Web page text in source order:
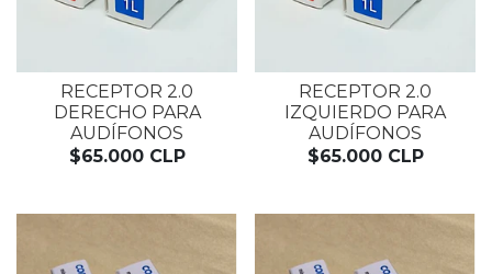
RECEPTOR 2.0
DERECHO PARA
AUDÍFONOS
$65.000 CLP
RECEPTOR 2.0
IZQUIERDO PARA
AUDÍFONOS
$65.000 CLP